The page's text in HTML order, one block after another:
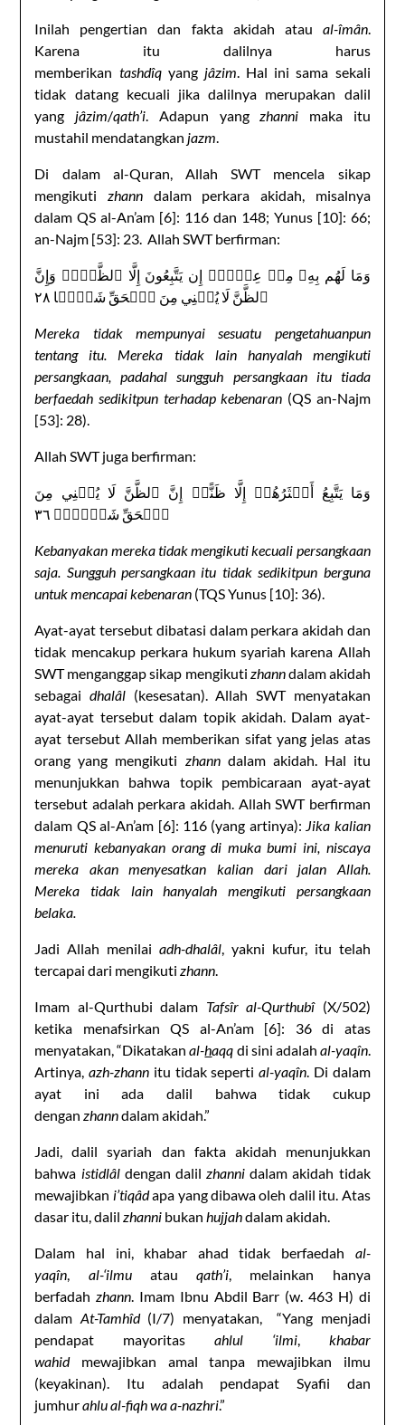
Inilah pengertian dan fakta akidah atau al-îmân.
Karena itu dalilnya harus
memberikan tashdîqyang jâzim . Hal ini sama sekali
tidak datang kecuali jika dalilnya merupakan dalil
yang jâzim/qath’i . Adapun yang zhanni maka itu
mustahil mendatangkan jazm
Di dalam al-Quran, Allah SWT mencela sikap
mengikuti zhann dalam perkara akidah, misalnya
dalam QS al-An’am [6]: 116 dan 148; Yunus [10]: 66;
an-Najm [53]: 23. Allah SWT berfirman:
وَمَا لَهُم بِهِۦ مِنۡ عِلۡمٍۖ إِن يَتَّبِعُونَ إِلَّا ٱلظَّنَّۖ وَإِنَّ
ٱلظَّنَّ لَا يُغۡنِي مِنَ ٱلۡحَقِّ شَيۡ‍ٔٗا ٢٨
Mereka tidak mempunyai sesuatu pengetahuanpun
tentang itu. Mereka tidak lain hanyalah mengikuti
persangkaan, padahal sungguh persangkaan itu tiada
berfaedah sedikitpun terhadap kebenaran (QS an-Najm
[53]: 28).
Allah SWT juga berfirman:
وَمَا يَتَّبِعُ أَكۡثَرُهُمۡ إِلَّا ظَنًّاۚ إِنَّ ٱلظَّنَّ لَا يُغۡنِي مِنَ
ٱلۡحَقِّ شَيۡ‍ًٔاۚ ٣٦
Kebanyakan mereka tidak mengikuti kecuali persangkaan
saja. Sungguh persangkaan itu tidak sedikitpun berguna
untuk mencapai kebenaran (TQS Yunus [10]: 36).
Ayat-ayat tersebut dibatasi dalam perkara akidah dan
tidak mencakup perkara hukum syariah karena Allah
SWT menganggap sikap mengikuti zhanndalam akidah
sebagaidhalâl (kesesatan). Allah SWT menyatakan
ayat-ayat tersebut dalam topik akidah. Dalam ayat-
ayat tersebut Allah memberikan sifat yang jelas atas
orang yang mengikuti zhanndalam akidah. Hal itu
menunjukkan bahwa topik pembicaraan ayat-ayat
tersebut adalah perkara akidah. Allah SWT berfirman
dalam QS al-An’am [6]: 116 (yang artinya): Jika kalian
menuruti kebanyakan orang di muka bumi ini, niscaya
mereka akan menyesatkan kalian dari jalan Allah.
Mereka tidak lain hanyalah mengikuti persangkaan
belaka.
Jadi Allah menilaiadh-dhalâl , yakni kufur, itu telah
tercapai dari mengikuti zhann
Imam al-Qurthubi dalam Tafsîr al-Qurthubî(X/502)
ketika menafsirkan QS al-An’am [6]: 36 di atas
menyatakan, “Dikatakanal-haqq di sini adalah al-yaqîn.
Artinya,azh-zhann itu tidak sepertial-yaqîn . Di dalam
ayat ini ada dalil bahwa tidak cukup
dengan zhanndalam akidah.”
Jadi, dalil syariah dan fakta akidah menunjukkan
bahwa istidlâldengan dalil zhanni dalam akidah tidak
mewajibkan i’tiqâdapa yang dibawa oleh dalil itu. Atas
dasar itu, dalil zhanni bukan hujjahdalam akidah.
Dalam hal ini, khabar ahad tidak berfaedah al-
yaqîn
al-‘ilmuatauqath’i , melainkan hanya
berfadah zhann . Imam Ibnu Abdil Barr (w. 463 H) di
dalam At-Tamhîd(I/7) menyatakan, “Yang menjadi
pendapat mayoritas ahlul ‘ilmi, khabar
wahidmewajibkan amal tanpa mewajibkan ilmu
(keyakinan). Itu adalah pendapat Syafii dan
jumhurahlu al-fiqh wa a-nazhri.”